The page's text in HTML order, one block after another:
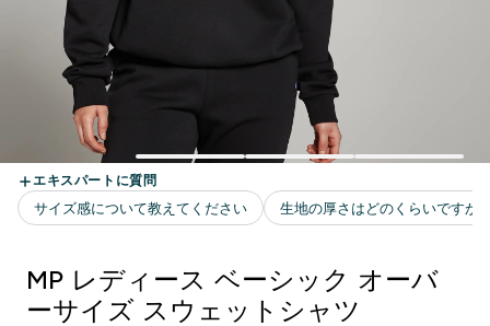
MP レディース ベーシック オーバ
ーサイズ スウェットシャツ